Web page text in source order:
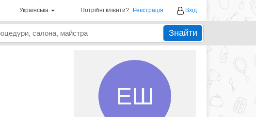
Українська Потрібні клієнти? Реєстрація Вхід
Знайти
ЕШ